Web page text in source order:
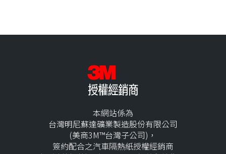
本網站係為
台灣明尼蘇達礦業製造股份有限公司
(美商3M™台灣子公司)，
簽約配合之汽車隔熱紙授權經銷商